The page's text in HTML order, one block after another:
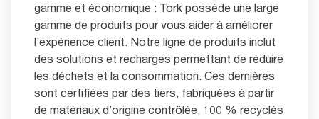
gamme et économique : Tork possède une large
gamme de produits pour vous aider à améliorer
l’expérience client. Notre ligne de produits inclut
des solutions et recharges permettant de réduire
les déchets et la consommation. Ces dernières
sont certifiées par des tiers, fabriquées à partir
de matériaux d’origine contrôlée, 100 % recyclés